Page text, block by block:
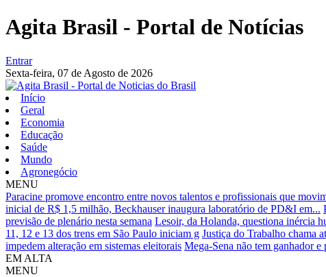
Agita Brasil - Portal de Notícias
Entrar
Sexta-feira, 07 de Agosto de 2026
Início
Geral
Economia
Educação
Saúde
Mundo
Agronegócio
MENU
Paracine promove encontro entre novos talentos e profissionais que
inicial de R$ 1,5 milhão, Beckhauser inaugura laboratório de PD&I em...
previsão de plenário nesta semana Lesoir, da Holanda, questiona inércia
11, 12 e 13 dos trens em São Paulo iniciam g Justiça do Trabalho chama
impedem alteração em sistemas eleitorais Mega-Sena não tem ganhador
EM ALTA
MENU